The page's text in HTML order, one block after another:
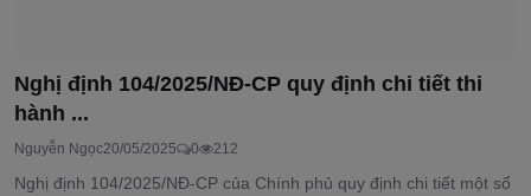
Nghị định 104/2025/NĐ-CP quy định chi tiết thi
hành ...
Nguyễn Ngọc20/05/2025 0 212
Nghị định 104/2025/NĐ-CP của Chính phủ quy định chi tiết một số